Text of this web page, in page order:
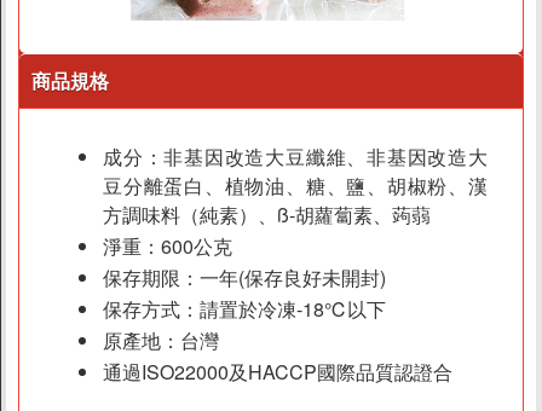
商品規格
成分：非基因改造大豆纖維、非基因改造大
豆分離蛋白、植物油、糖、鹽、胡椒粉、漢
方調味料（純素）、ß-胡蘿蔔素、蒟蒻
淨重：600公克
保存期限：一年(保存良好未開封)
保存方式：請置於冷凍-18℃以下
原產地：台灣
通過ISO22000及HACCP國際品質認證合